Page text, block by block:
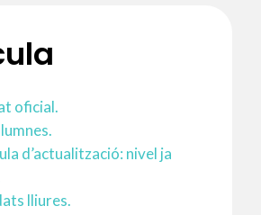
oficial.
d’actualització: nivel ja
lliures.